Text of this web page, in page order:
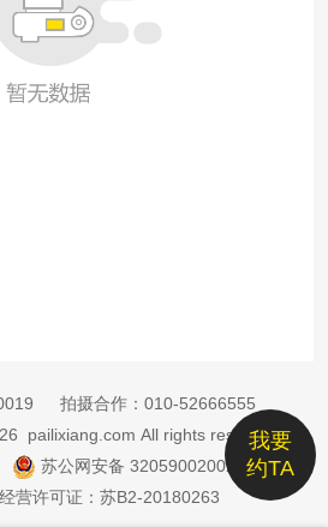
我要
约TA
拍摄合作： 010-52666555
pailixiang.com All rights reserved
苏公网安备 32059002002885号
营许可证：苏B2-20180263